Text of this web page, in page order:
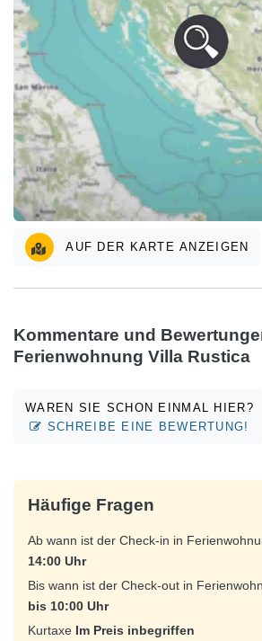
AUF DER KARTE ANZEIGEN
Kommentare und
Ferienwohnung Villa Rustica
WAREN SIE SCHON EINMAL HIER?
SCHREIBE EINE BEWERTUNG!
Häufige Fragen
Ab wann ist der Check-in in
14:00 Uhr
Bis wann ist der Check-out in
bis 10:00 Uhr
Kurtaxe Im Preis inbegriffen